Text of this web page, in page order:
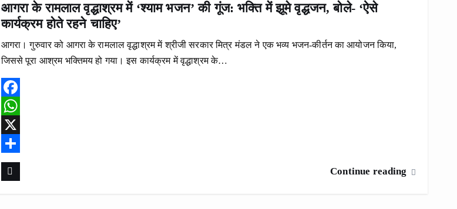
p
आगरा के रामलाल वृद्धाश्रम में ‘श्याम भजन’ की गूंज: भक्ति में झूमे वृद्धजन, बोले- ‘ऐसे
कार्यक्रम होते रहने चाहिए’
आगरा। गुरुवार को आगरा के रामलाल वृद्धाश्रम में श्रीजी सरकार मित्र मंडल ने एक भव्य भजन-कीर्तन का आयोजन किया,
जिससे पूरा आश्रम भक्तिमय हो गया। इस कार्यक्रम में वृद्धाश्रम के…
F
e
b
W
h
a
t
X
S
h
Continue reading